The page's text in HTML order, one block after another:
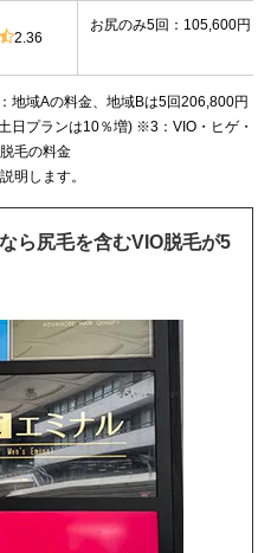
2.36
お尻のみ5回：105,600円
域Aの料金、地域Bは5回206,800円
日プランは10％増) ※3：VIO・ヒゲ・
毛の料金
明します。
ら尻毛を含むVIO脱毛が5